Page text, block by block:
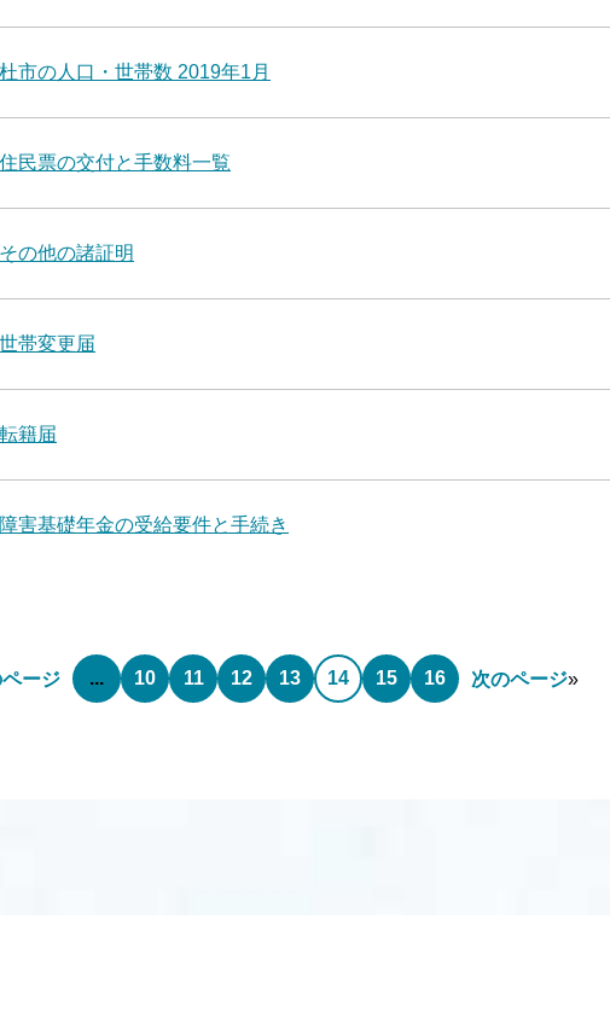
市の人口・世帯数 2019年1月
住民票の交付と手数料一覧
その他の諸証明
世帯変更届
転籍届
障害基礎年金の受給要件と手続き
ージ ... 10 11 12 13 14 15 16 次のページ»